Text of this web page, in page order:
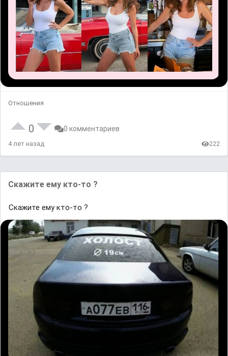
Отношения
0 0 комментариев
4 лет назад 222
Скажите ему кто-то ?
Скажите ему кто-то ?